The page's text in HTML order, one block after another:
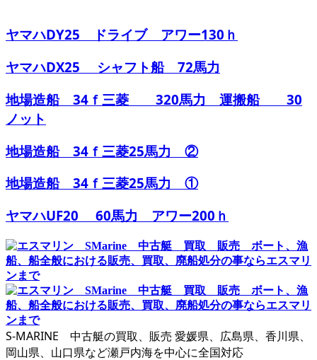
ヤマハDY25 ドライブ アワー130ｈ
ヤマハDX25 シャフト船 72馬力
地場造船 34ｆ三菱 320馬力 運搬船 30
ノット
地場造船 34ｆ三菱25馬力 ②
地場造船 34ｆ三菱25馬力 ①
ヤマハUF20 60馬力 アワー200ｈ
S-MARINE 中古艇の買取、販売 愛媛県、広島県、香川県、
岡山県、山口県など瀬戸内海を中心に全国対応